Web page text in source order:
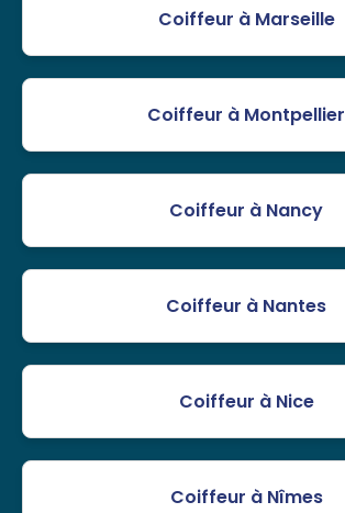
Coiffeur à Marseille
Coiffeur à Montpellier
Coiffeur à Nancy
Coiffeur à Nantes
Coiffeur à Nice
Coiffeur à Nîmes